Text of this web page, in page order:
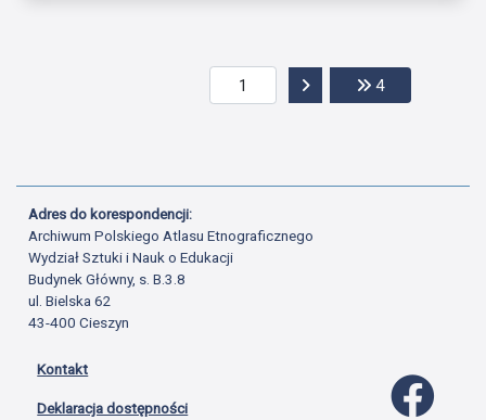
Przejdź do następnej
4Przejdź do
Adres do korespondencji:
Archiwum Polskiego Atlasu Etnograficznego
Wydział Sztuki i Nauk o Edukacji
Budynek Główny, s. B.3.8
ul. Bielska 62
43-400 Cieszyn
Kontakt
Deklaracja dostępności